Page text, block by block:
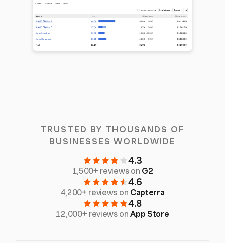
TRUSTED BY THOUSANDS OF
BUSINESSES WORLDWIDE
4.3
1,500+ reviews on G2
4.6
4,200+ reviews on Capterra
4.8
12,000+ reviews onApp Store